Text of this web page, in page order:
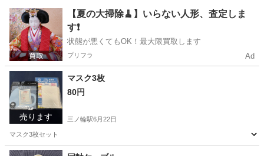
東京 台東区 三ノ輪駅 その他 ケーブル
【夏の大掃除🧹】いらない人形、査定しま
す❗️
状態が悪くてもOK！最大限買取します
プリフラ Ad
売ります
マスク3枚
80円
三ノ輪駅6月22日
マスク3枚セット
東京 台東区 三ノ輪駅